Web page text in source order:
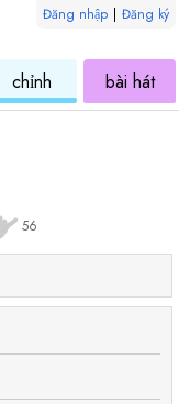
Đăng nhập | Đăng ký
chỉnh
ukulele
bài hát
56